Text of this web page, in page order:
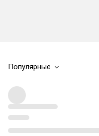
Популярные